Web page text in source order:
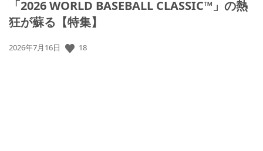
「2026 WORLD BASEBALL CLASSIC™」の熱
狂が蘇る【特集】
公
2026年7月16日 18